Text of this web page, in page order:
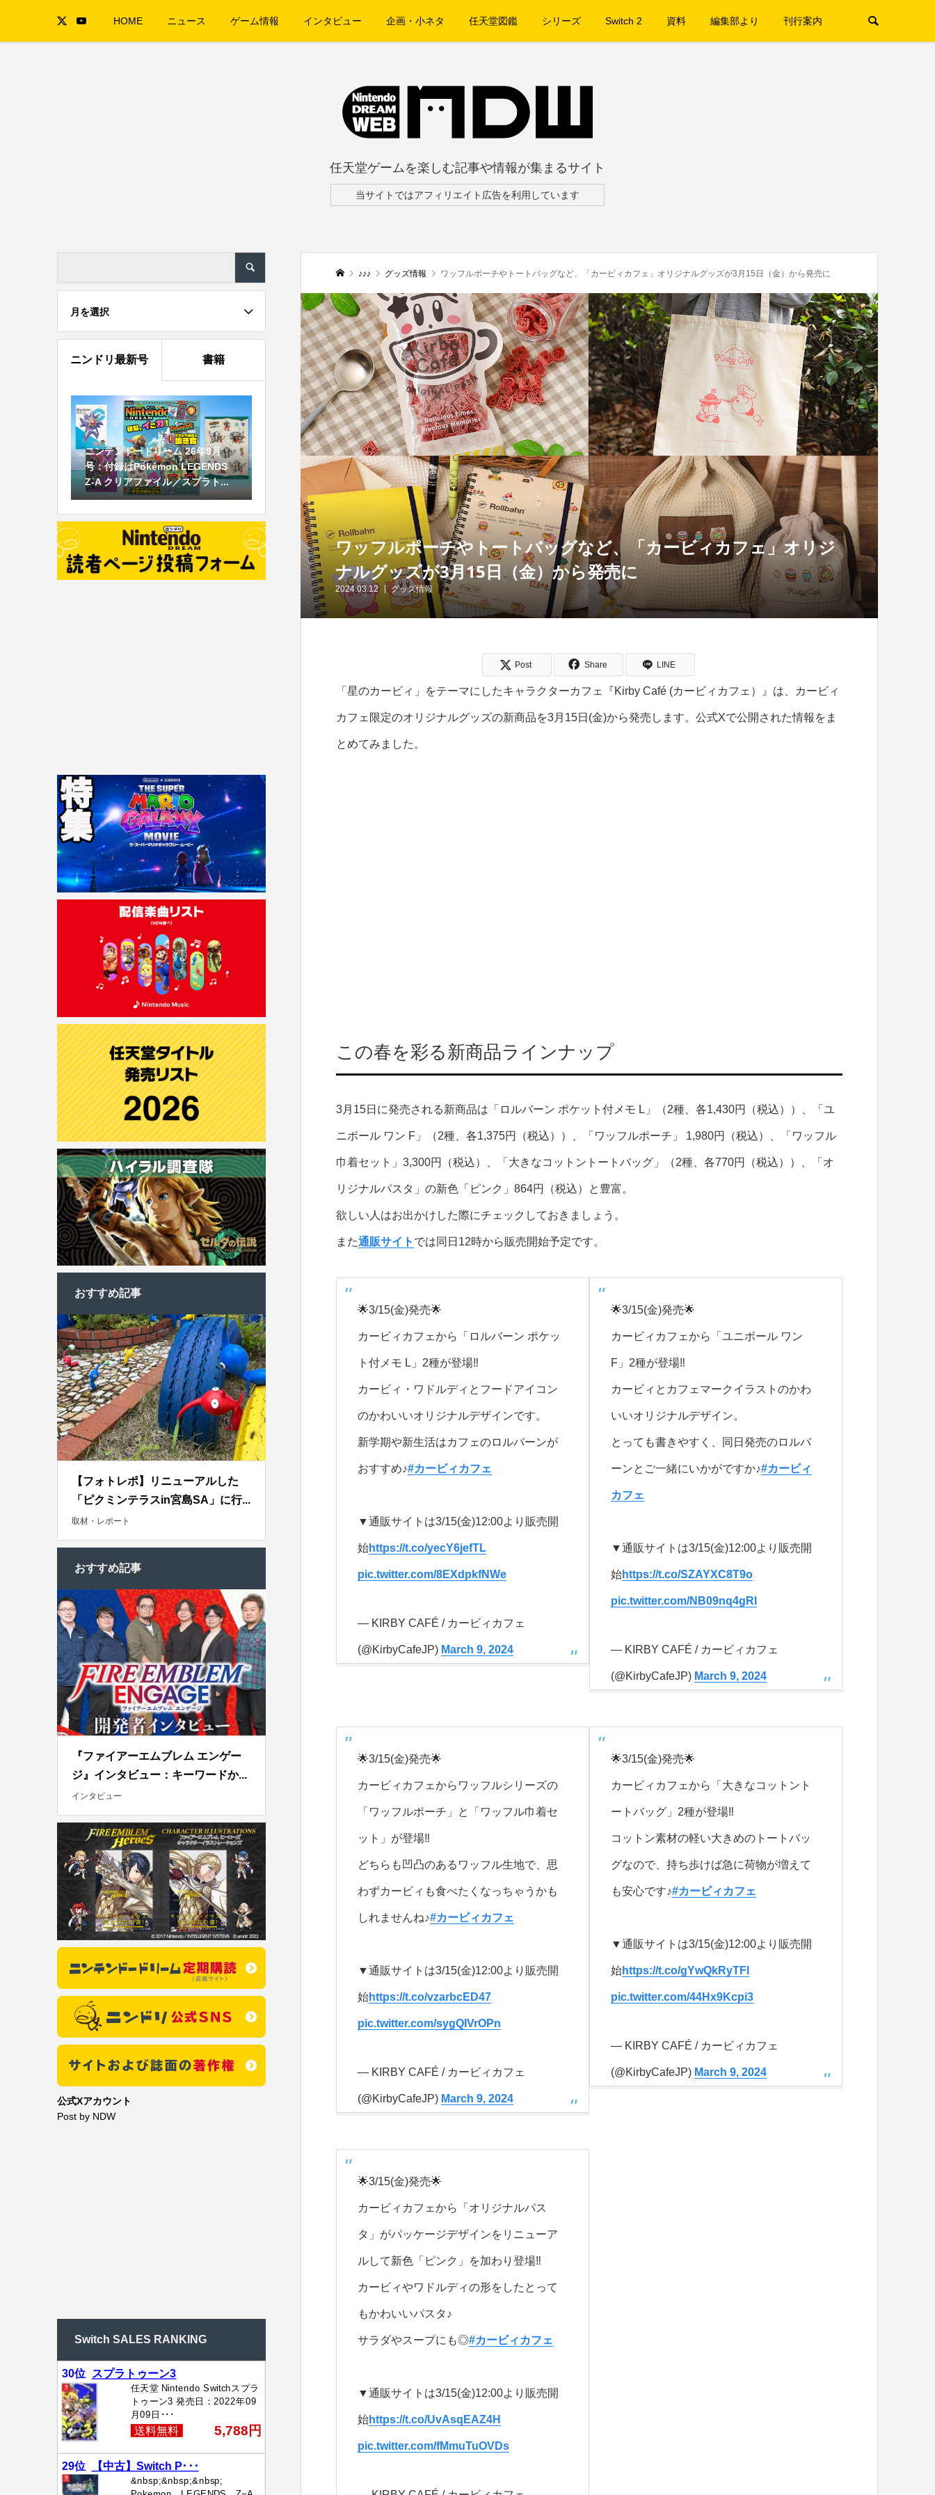
HOME ニュース ゲーム情報 インタビュー 企画・小ネタ 任天堂図鑑 シリーズ Switch 2 資料 編集部より 刊行案内
任天堂ゲームを楽しむ記事や情報が集まるサイト
当サイトではアフィリエイト広告を利用しています
♪♪♪ グッズ情報 ワッフルポーチやトートバッグなど、「カービィカフェ」オリジナルグッズが3月15日（金）から発売に
ワッフルポーチやトートバッグなど、「カービィカフェ」オリジ
ナルグッズが3月15日（金）から発売に
2024.03.12 グッズ情報
Post Share LINE
「星のカービィ」をテーマにしたキャラクターカフェ『Kirby Café (カービィカフェ）』は、カービィ
カフェ限定のオリジナルグッズの新商品を3月15日(金)から発売します。公式Xで公開された情報をま
とめてみました。
この春を彩る新商品ラインナップ
3月15日に発売される新商品は「ロルバーン ポケット付メモ L」（2種、各1,430円（税込））、「ユ
ニボール ワン F」（2種、各1,375円（税込））、「ワッフルポーチ」 1,980円（税込）、「ワッフル
巾着セット」3,300円（税込）、「大きなコットントートバッグ」（2種、各770円（税込））、「オ
リジナルパスタ」の新色「ピンク」864円（税込）と豊富。
欲しい人はお出かけした際にチェックしておきましょう。
また通販サイト では同日12時から販売開始予定です。
🌟3/15(金)発売🌟
カービィカフェから「ロルバーン ポケッ
ト付メモ L」2種が登場‼
カービィ・ワドルディとフードアイコン
のかわいいオリジナルデザインです。
新学期や新生活はカフェのロルバーンが
おすすめ♪#カービィカフェ
▼通販サイトは3/15(金)12:00より販売開
始https://t.co/yecY6jefTL
pic.twitter.com/8EXdpkfNWe
— KIRBY CAFÉ / カービィカフェ
(@KirbyCafeJP) March 9, 2024
🌟3/15(金)発売🌟
カービィカフェから「ユニボール ワン
F」2種が登場‼
カービィとカフェマークイラストのかわ
いいオリジナルデザイン。
とっても書きやすく、同日発売のロルバ
ーンとご一緒にいかがですか♪#カービィ
カフェ
▼通販サイトは3/15(金)12:00より販売開
始https://t.co/SZAYXC8T9o
pic.twitter.com/NB09nq4gRl
— KIRBY CAFÉ / カービィカフェ
(@KirbyCafeJP) March 9, 2024
🌟3/15(金)発売🌟
カービィカフェからワッフルシリーズの
「ワッフルポーチ」と「ワッフル巾着セ
ット」が登場‼
どちらも凹凸のあるワッフル生地で、思
わずカービィも食べたくなっちゃうかも
しれませんね♪#カービィカフェ
▼通販サイトは3/15(金)12:00より販売開
始https://t.co/vzarbcED47
pic.twitter.com/sygQIVrOPn
— KIRBY CAFÉ / カービィカフェ
(@KirbyCafeJP) March 9, 2024
🌟3/15(金)発売🌟
カービィカフェから「大きなコットント
ートバッグ」2種が登場‼
コットン素材の軽い大きめのトートバッ
グなので、持ち歩けば急に荷物が増えて
も安心です♪#カービィカフェ
▼通販サイトは3/15(金)12:00より販売開
始https://t.co/gYwQkRyTFl
pic.twitter.com/44Hx9Kcpi3
— KIRBY CAFÉ / カービィカフェ
(@KirbyCafeJP) March 9, 2024
🌟3/15(金)発売🌟
カービィカフェから「オリジナルパス
タ」がパッケージデザインをリニューア
ルして新色「ピンク」を加わり登場‼
カービィやワドルディの形をしたとって
もかわいいパスタ♪
サラダやスープにも◎#カービィカフェ
▼通販サイトは3/15(金)12:00より販売開
始https://t.co/UvAsqEAZ4H
pic.twitter.com/fMmuTuOVDs
月を選択
ニンドリ最新号 書籍
ニンテンドードリーム 26年9月
号：付録はPokémon LEGENDS
Z-A クリアファイル／スプラト...
おすすめ記事
【フォトレポ】リニューアルした
「ピクミンテラスin宮島SA」に行...
取材・レポート
おすすめ記事
『ファイアーエムブレム エンゲー
ジ』インタビュー：キーワードか...
インタビュー
公式Xアカウント
Post by NDW
Switch SALES RANKING